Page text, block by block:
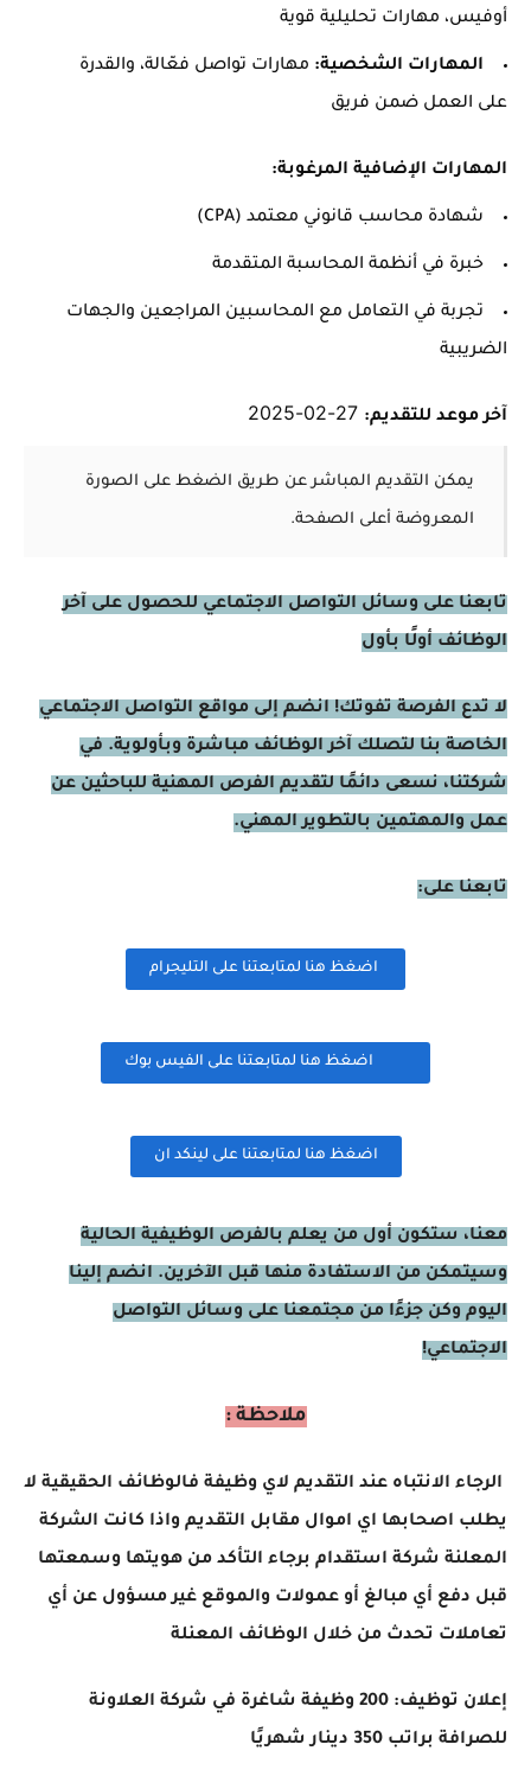
أوفيس، مهارات تحليلية قوية
المهارات الشخصية: مهارات تواصل فعّالة، والقدرة
على العمل ضمن فريق
المهارات الإضافية المرغوبة:
شهادة محاسب قانوني معتمد (CPA)
خبرة في أنظمة المحاسبة المتقدمة
تجربة في التعامل مع المحاسبين المراجعين والجهات
الضريبية
آخر موعد للتقديم:
يمكن التقديم المباشر عن طريق الضغط على الصورة
المعروضة أعلى الصفحة.
تابعنا على وسائل التواصل الاجتماعي للحصول على آخر
الوظائف أولًا بأول
لا تدع الفرصة تفوتك! انضم إلى مواقع التواصل الاجتماعي
الخاصة بنا لتصلك آخر الوظائف مباشرة وبأولوية. في
شركتنا، نسعى دائمًا لتقديم الفرص المهنية للباحثين عن
عمل والمهتمين بالتطوير المهني.
تابعنا على:
اضغظ هنا لمتابعتنا على التليجرام
اضغظ هنا لمتابعتنا على الفيس بوك
اضغظ هنا لمتابعتنا على لينكد ان
معنا، ستكون أول من يعلم بالفرص الوظيفية الحالية
وسيتمكن من الاستفادة منها قبل الآخرين. انضم إلينا
اليوم وكن جزءًا من مجتمعنا على وسائل التواصل
الاجتماعي!
ملاحظة :
الرجاء الانتباه عند التقديم لاي وظيفة فالوظائف الحقيقية لا
يطلب اصحابها اي اموال مقابل التقديم واذا كانت الشركة
المعلنة شركة استقدام برجاء التأكد من هويتها وسمعتها
قبل دفع أي مبالغ أو عمولات والموقع غير مسؤول عن أي
تعاملات تحدث من خلال الوظائف المعنلة
إعلان توظيف: 200 وظيفة شاغرة في شركة العلاونة
للصرافة براتب 350 دينار شهريًا